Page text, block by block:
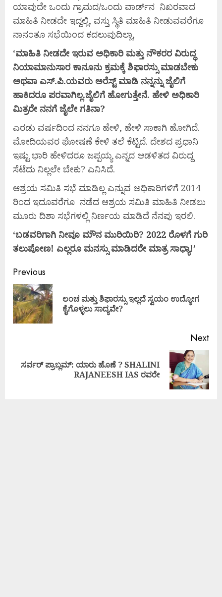
ಯಾವುದೇ ಒಂದು ಗ್ರಾಮದ/ಒಂದು ವಾರ್ಡ್‍ನ ನಿಖರವಾದ
ಮಾಹಿತಿ ನೀಡದೇ ಇದ್ದಲ್ಲಿ, ವಸ್ತು ಸ್ಥಿತಿ ಮಾಹಿತಿ ನೀಡುವವರೆಗೂ
ನಾನಂತೂ ಸಭೆಯಿಂದ ಕದಲುವುದಿಲ್ಲಾ,
‘ಮಾಹಿತಿ ನೀಡದೇ ಇರುವ ಅಧಿಕಾರಿ ಮತ್ತು ನೌಕರರ ವಿರುದ್ಧ
ನಿಯಾಮಾನುಸಾರ ಕಾನೂನು ಕ್ರಮಕ್ಕೆ ಶಿಫಾರಸ್ಸುಮಾಡಬೇಕು
ಅಥವಾ ಎಸ್.ಪಿ.ಯವರು ಅರೆಸ್ಟ್ಮಾಡಿ ನನ್ನನ್ನುಜೈಲಿಗೆ
ಹಾಕಿದರೂ ಪರವಾಗಿಲ್ಲ.ಜೈಲಿಗೆ ಹೋಗುತ್ತೇನೆ. ಹೇಳಿ ಅಧಿಕಾರಿ
ಮಿತ್ರರೇ ನನಗೆ ಜೈಲೇ ಗತಿನಾ?
ಎರಡು ವರ್ಷದಿಂದ ನನಗೂ ಹೇಳಿ, ಹೇಳಿ ಸಾಕಾಗಿ ಹೋಗಿದೆ.
ಮೋದಿಯವರ ಘೋಷಣೆ ಕೇಳಿ ತಲೆ ಕೆಟ್ಟಿದೆ. ದೇಶದ ಪ್ರಧಾನಿ
ಇಷ್ಟು ಭಾರಿ ಹೇಳಿದರೂ ಜಪ್ಪಯ್ಯ ಎನ್ನದ ಆಡಳಿತದ ವಿರುದ್ದ
ಸೆಟೆದು ನಿಲ್ಲಲೇ ಬೇಕು? ಎನಿಸಿದೆ.
ಆಶ್ರಯ ಸಮಿತಿ ಸಭೆ ಮಾಡಿಲ್ಲ ಎನ್ನುವ ಅಧಿಕಾರಿಗಳಿಗೆ 2014
ರಿಂದ ಇದೂವರೆಗೂ ನಡೆದ ಆಶ್ರಯ ಸಮಿತಿ ಮಾಹಿತಿ ನೀಡಲು
ಮೂರು ದಿಶಾ ಸಭೆಗಳಲ್ಲಿ ನಿರ್ಣಯ ಮಾಡಿದೆ ನೆನಪು ಇರಲಿ.
‘ಬಡವರಿಗಾಗಿ ನೀವೂ ಮೌನ ಮುರಿಯಿರಿ? 2022 ರೊಳಗೆ ಗುರಿ
ತಲುಪೋಣ! ಎಲ್ಲರೂ ಮನಸ್ಸುಮಾಡಿದರೇ ಮಾತ್ರಸಾಧ್ಯಾ!’
Previous
ಲಂಚ ಮತ್ತು ಶಿಫಾರಸ್ಸು ಇಲ್ಲದೆ ಸ್ವಯಂ ಉದ್ಯೋಗ
ಕೈಗೊಳ್ಳಲು ಸಾದ್ಯವೇ?
Next
ಸರ್ವರ್ ಪ್ರಾಬ್ಲಮ್: ಯಾರು ಹೊಣೆ ? SHALINI
RAJANEESH IAS ರವರೇ